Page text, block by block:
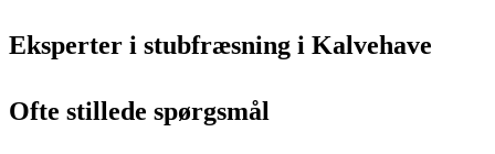
Eksperter i stubfræsning i Kalvehave
Ofte stillede spørgsmål